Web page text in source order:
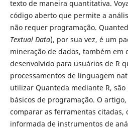
texto de maneira quantitativa.
código aberto que permite a
não requer programação.
Textual Data), por sua vez, é um
mineração de dados, também em
desenvolvido para usuários de R
processamentos de linguagem
utilizar Quanteda mediante R,
básicos de programação. O
comparar as ferramentas citadas,
informada de instrumentos de